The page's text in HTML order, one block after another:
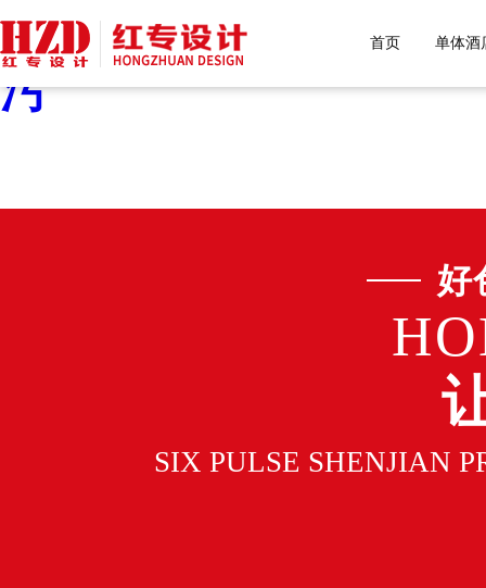
好色先生污下载,好色
污
首页 单体酒
好
SIX PULSE SHENJIAN